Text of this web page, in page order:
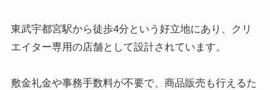
東武宇都宮駅から徒歩4分という好立地にあり、クリ
エイター専用の店舗として設計されています。
敷金礼金や事務手数料が不要で、商品販売も行えるた